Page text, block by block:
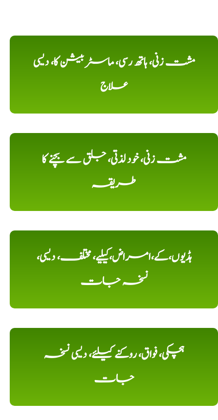
مشت زنی، ہاتھ رسی، ماسٹر بیشن کا، دیسی
علاج
مشت زنی، خود لذتی، جلق سے بچنے کا
طریقہ
ہڈیوں،کے،امراض،کیلیے، مختلف، دیسی،
نسخہ جات
ہچکی، فواق، روکنے کیلئے، دیسی نسخہ
جات